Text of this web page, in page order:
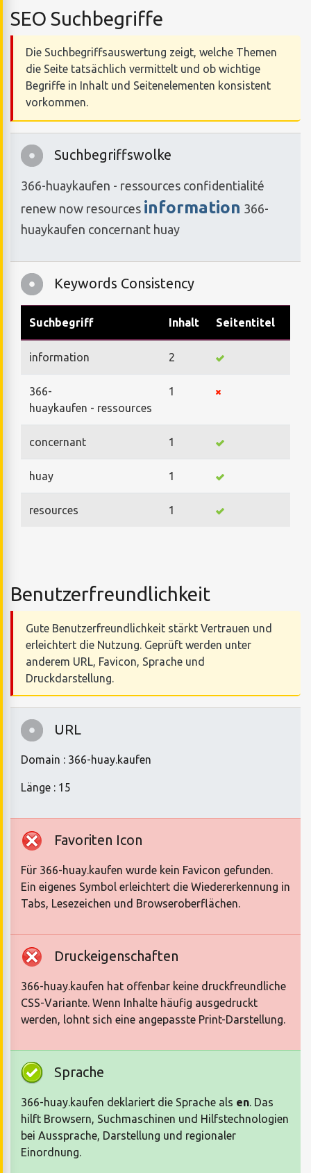
SEO Suchbegriffe
Die Suchbegriffsauswertung zeigt, welche Themen
die Seite tatsächlich vermittelt und ob wichtige
Begriffe in Inhalt und Seitenelementen konsistent
vorkommen.
Suchbegriffswolke
366-huaykaufen - ressources confidentialité
renew now resources information 366-
huaykaufen concernant huay
Keywords Consistency
Suchbegriff Inhalt Seitentitel
information 2
366-
huaykaufen - ressources
1
concernant 1
huay 1
resources 1
Benutzerfreundlichkeit
Gute Benutzerfreundlichkeit stärkt Vertrauen und
erleichtert die Nutzung. Geprüft werden unter
anderem URL, Favicon, Sprache und
Druckdarstellung.
URL
Domain : 366-huay.kaufen
Länge : 15
Favoriten Icon
Für 366-huay.kaufen wurde kein Favicon gefunden.
Ein eigenes Symbol erleichtert die Wiedererkennung in
Tabs, Lesezeichen und Browseroberflächen.
Druckeigenschaften
366-huay.kaufen hat offenbar keine druckfreundliche
CSS-Variante. Wenn Inhalte häufig ausgedruckt
werden, lohnt sich eine angepasste Print-Darstellung.
Sprache
366-huay.kaufen deklariert die Sprache als en. Das
hilft Browsern, Suchmaschinen und Hilfstechnologien
bei Aussprache, Darstellung und regionaler
Einordnung.